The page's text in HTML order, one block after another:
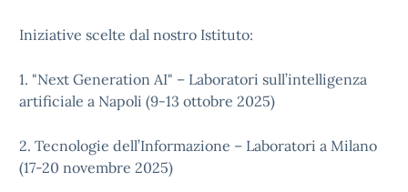
Iniziative scelte dal nostro Istituto:
1. "Next Generation AI" – Laboratori sull’intelligenza
artificiale a Napoli (9-13 ottobre 2025)
2. Tecnologie dell’Informazione – Laboratori a Milano
(17-20 novembre 2025)